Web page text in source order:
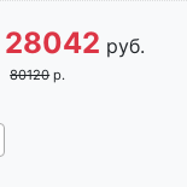
28042 руб.
80120 р.